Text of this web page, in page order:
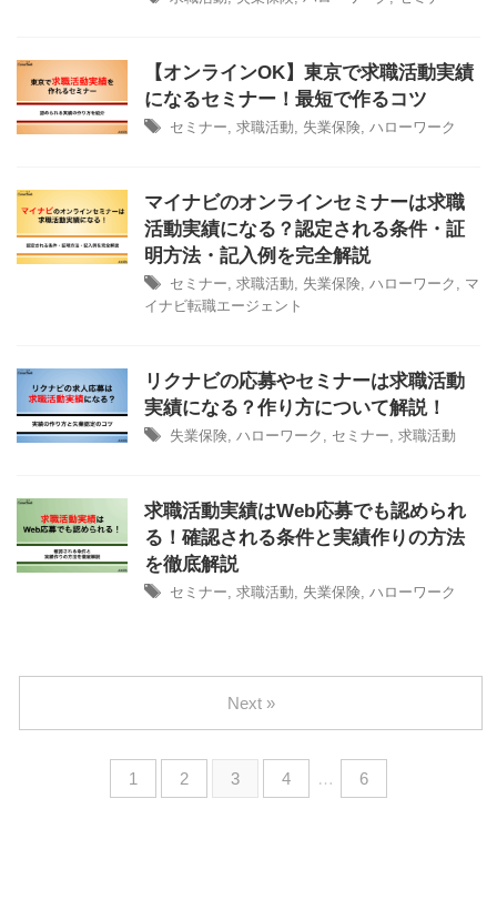
【オンラインOK】東京で求職活動実績
になるセミナー！最短で作るコツ
セミナー, 求職活動, 失業保険, ハローワーク
マイナビのオンラインセミナーは求職
活動実績になる？認定される条件・証
明方法・記入例を完全解説
セミナー, 求職活動, 失業保険, ハローワーク , マ
イナビ転職エージェント
リクナビの応募やセミナーは求職活動
実績になる？作り方について解説！
失業保険, ハローワーク , セミナー, 求職活動
求職活動実績はWeb応募でも認められ
る！確認される条件と実績作りの方法
を徹底解説
セミナー, 求職活動, 失業保険, ハローワーク
1 2 3 4 … 6
Next »